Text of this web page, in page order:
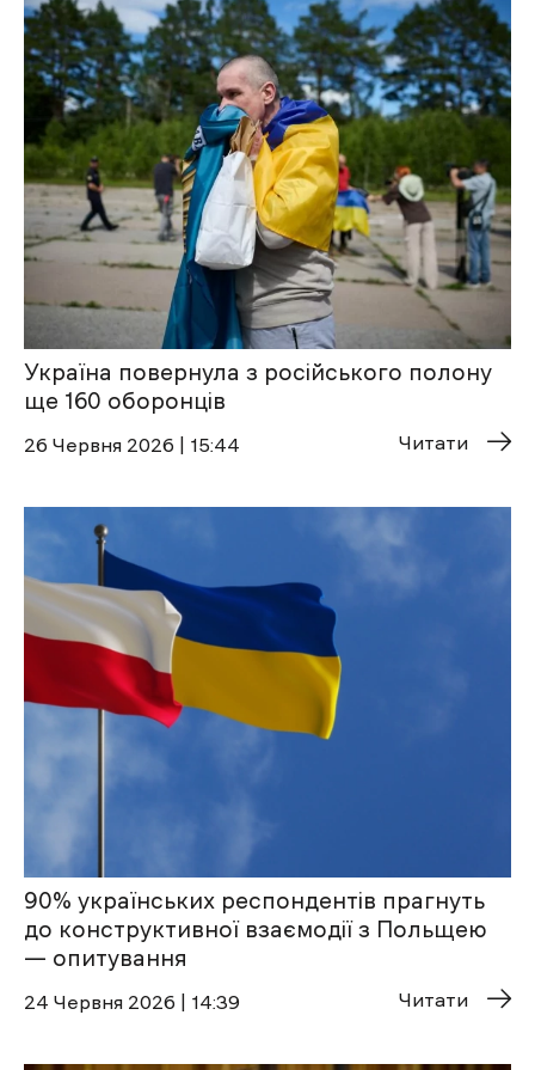
Україна повернула з російського полону
ще 160 оборонців
26 Червня 2026 | 15:44 Читати
90% українських респондентів прагнуть
до конструктивної взаємодії з Польщею
— опитування
24 Червня 2026 | 14:39 Читати